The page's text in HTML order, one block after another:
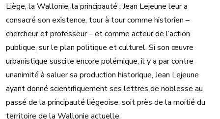
Liège, la Wallonie, la principauté : Jean Lejeune leur a
consacré son existence, tour à tour comme historien –
chercheur et professeur – et comme acteur de l’action
publique, sur le plan politique et culturel. Si son œuvre
urbanistique suscite encore polémique, il y a par contre
unanimité à saluer sa production historique, Jean Lejeune
ayant donné scientifiquement ses lettres de noblesse au
passé de la principauté liégeoise, soit près de la moitié du
territoire de la Wallonie actuelle.